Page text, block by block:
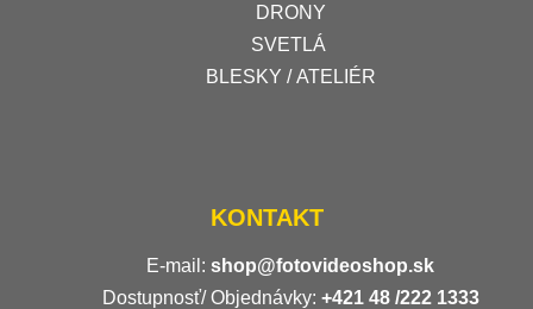
DRONY
SVETLÁ
BLESKY / ATELIÉR
KONTAKT
E-mail: shop@fotovideoshop.sk
Dostupnosť/ Objednávky: +421 48 /222 1333